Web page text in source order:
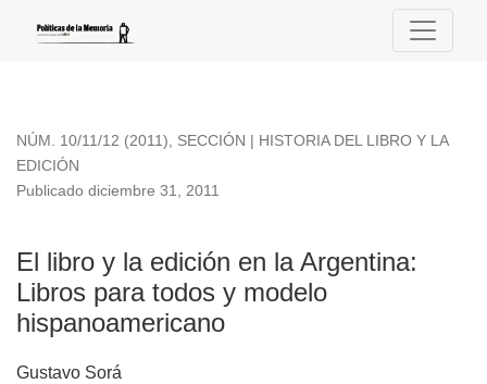
NÚM. 10/11/12 (2011), SECCIÓN | HISTORIA DEL LIBRO Y LA
EDICIÓN
El libro y la edición en la Argentina:
Libros para todos y modelo
hispanoamericano
Publicado diciembre 31, 2011
Gustavo Sorá